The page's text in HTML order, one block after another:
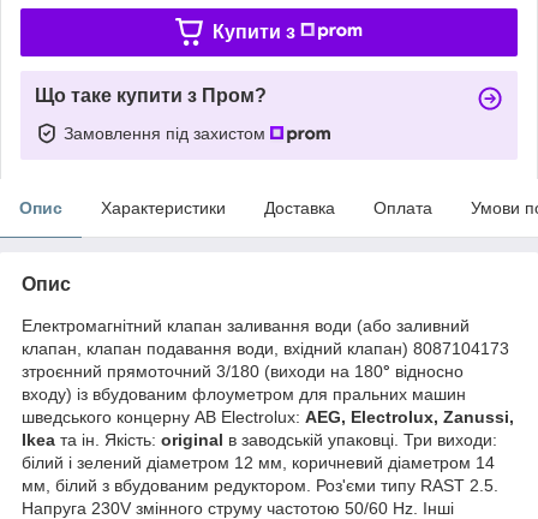
Купити з
Що таке купити з Пром?
Замовлення під захистом
Опис Характеристики Доставка Оплата Умови
Опис
Електромагнітний клапан заливання води (або заливний
клапан, клапан подавання води, вхідний клапан) 8087104173
зтроєнний прямоточний 3/180 (виходи на 180° відносно
входу) із вбудованим флоуметром для пральних машин
шведського концерну AB Electrolux: AEG, Electrolux, Zanussi,
Ikea та ін. Якість: original в заводській упаковці. Три виходи:
білий і зелений діаметром 12 мм, коричневий діаметром 14
мм, білий з вбудованим редуктором. Роз'єми типу RAST 2.5.
Напруга 230V змінного струму частотою 50/60 Hz. Інші